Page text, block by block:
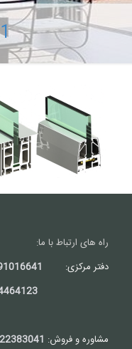
راه های ارتباط با ما:
دفتر مرکزی:
مشاوره و فروش: